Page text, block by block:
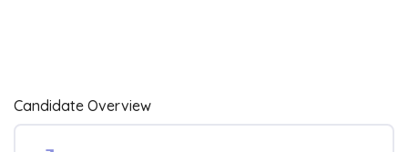
Candidate Overview